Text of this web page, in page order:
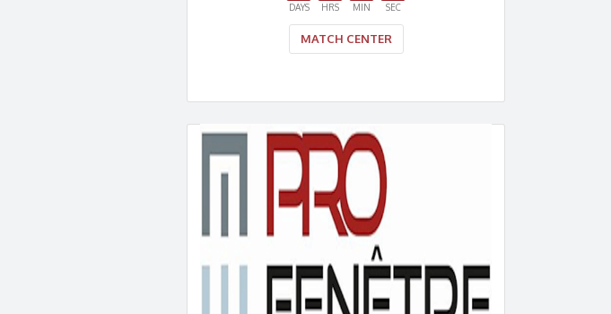
DAYS HRS MIN SEC
MATCH CENTER